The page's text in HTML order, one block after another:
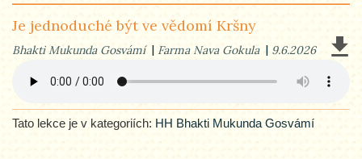
Je jednoduché být ve vědomí Kršny
Bhakti Mukunda Gosvámí Farma Nava Gokula 9.6.2026
Tato lekce je v kategoriích: HH Bhakti Mukunda Gosvámí